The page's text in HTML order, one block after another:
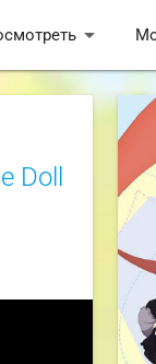
arrow_drop_down
Doll